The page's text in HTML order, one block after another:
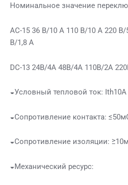
Номинальное значение
AC-15 36 В/10 А 110 В/10 А 220
В/1,8 А
DC-13 24В/4А 48В/4А 110В/2А
◒Условный тепловой ток: Ith10A
◒Сопротивление контакта:
◒Сопротивление изоляции:
◒Механический ресурс: